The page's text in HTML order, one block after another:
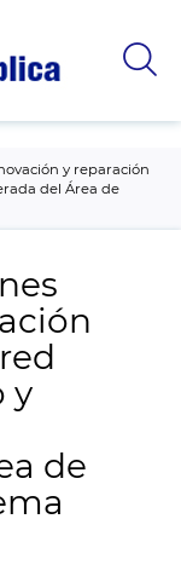
y reparación
del Área de
y
de